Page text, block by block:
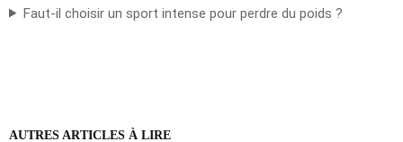
Faut-il choisir un sport intense pour perdre du poids ?
AUTRES ARTICLES À LIRE